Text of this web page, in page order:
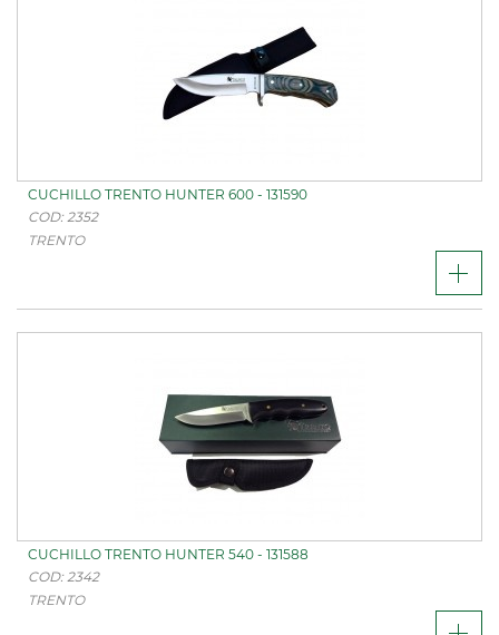
CUCHILLO TRENTO HUNTER 600 - 131590
COD: 2352
TRENTO
CUCHILLO TRENTO HUNTER 540 - 131588
COD: 2342
TRENTO